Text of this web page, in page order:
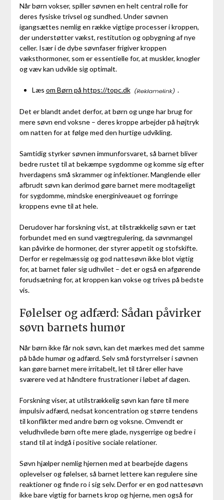
Når børn vokser, spiller søvnen en helt central rolle for
deres fysiske trivsel og sundhed. Under søvnen
igangsættes nemlig en række vigtige processer i kroppen,
der understøtter vækst, restitution og opbygning af nye
celler. Især i de dybe søvnfaser frigiver kroppen
væksthormoner, som er essentielle for, at muskler, knogler
og væv kan udvikle sig optimalt.
Læs om Børn på https://topc.dk .
Det er blandt andet derfor, at børn og unge har brug for
mere søvn end voksne – deres kroppe arbejder på højtryk
om natten for at følge med den hurtige udvikling.
Samtidig styrker søvnen immunforsvaret, så barnet bliver
bedre rustet til at bekæmpe sygdomme og komme sig efter
hverdagens små skrammer og infektioner. Manglende eller
afbrudt søvn kan derimod gøre barnet mere modtageligt
for sygdomme, mindske energiniveauet og forringe
kroppens evne til at hele.
Derudover har forskning vist, at tilstrækkelig søvn er tæt
forbundet med en sund vægtregulering, da søvnmangel
kan påvirke de hormoner, der styrer appetit og stofskifte.
Derfor er regelmæssig og god nattesøvn ikke blot vigtig
for, at barnet føler sig udhvilet – det er også en afgørende
forudsætning for, at kroppen kan vokse og trives på bedste
vis.
Følelser og adfærd: Sådan påvirker
søvn barnets humør
Når børn ikke får nok søvn, kan det mærkes med det samme
på både humør og adfærd. Selv små forstyrrelser i søvnen
kan gøre barnet mere irritabelt, let til tårer eller have
sværere ved at håndtere frustrationer i løbet af dagen.
Forskning viser, at utilstrækkelig søvn kan føre til mere
impulsiv adfærd, nedsat koncentration og større tendens
til konflikter med andre børn og voksne. Omvendt er
veludhvilede børn ofte mere glade, nysgerrige og bedre i
stand til at indgå i positive sociale relationer.
Søvn hjælper nemlig hjernen med at bearbejde dagens
oplevelser og følelser, så barnet lettere kan regulere sine
reaktioner og finde ro i sig selv. Derfor er en god nattesøvn
ikke bare vigtig for barnets krop og hjerne, men også for